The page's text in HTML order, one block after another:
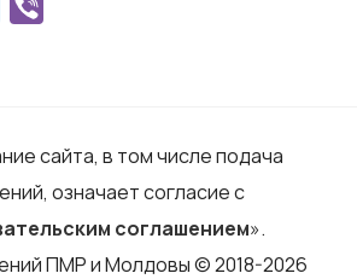
Twitter
сайта, в том числе подача
означает согласие с
соглашением».
ПМР и Молдовы © 2018-2026